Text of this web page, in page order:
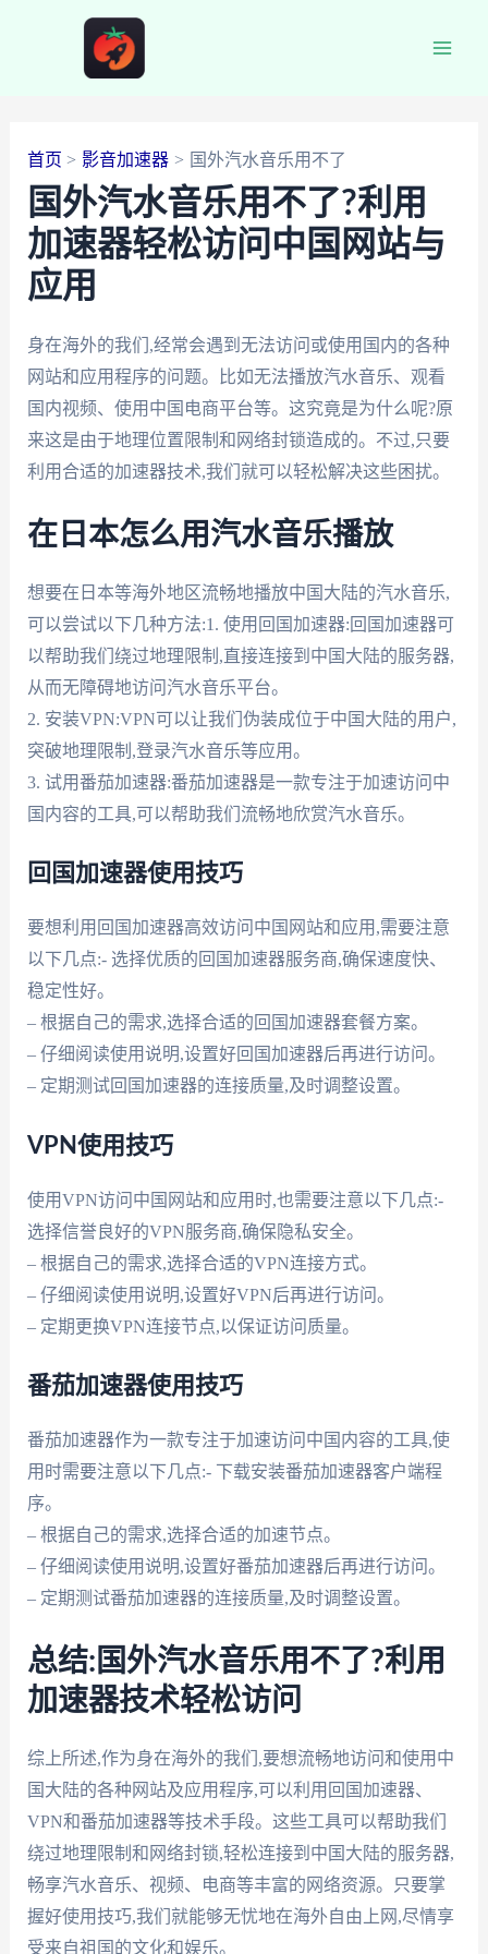
首页 影音加速器 国外汽水音乐用不了
国外汽水音乐用不了?利用
加速器轻松访问中国网站与
应用
身在海外的我们,经常会遇到无法访问或使用国内的各种
网站和应用程序的问题。比如无法播放汽水音乐、观看
国内视频、使用中国电商平台等。这究竟是为什么呢?原
来这是由于地理位置限制和网络封锁造成的。不过,只要
利用合适的加速器技术,我们就可以轻松解决这些困扰。
在日本怎么用汽水音乐播放
想要在日本等海外地区流畅地播放中国大陆的汽水音乐,
可以尝试以下几种方法:1. 使用回国加速器:回国加速器可
以帮助我们绕过地理限制,直接连接到中国大陆的服务器,
从而无障碍地访问汽水音乐平台。
2. 安装VPN:VPN可以让我们伪装成位于中国大陆的用户,
突破地理限制,登录汽水音乐等应用。
3. 试用番茄加速器:番茄加速器是一款专注于加速访问中
国内容的工具,可以帮助我们流畅地欣赏汽水音乐。
回国加速器使用技巧
要想利用回国加速器高效访问中国网站和应用,需要注意
以下几点:- 选择优质的回国加速器服务商,确保速度快、
稳定性好。
– 根据自己的需求,选择合适的回国加速器套餐方案。
– 仔细阅读使用说明,设置好回国加速器后再进行访问。
– 定期测试回国加速器的连接质量,及时调整设置。
VPN使用技巧
使用VPN访问中国网站和应用时,也需要注意以下几点:-
选择信誉良好的VPN服务商,确保隐私安全。
– 根据自己的需求,选择合适的VPN连接方式。
– 仔细阅读使用说明,设置好VPN后再进行访问。
– 定期更换VPN连接节点,以保证访问质量。
番茄加速器使用技巧
番茄加速器作为一款专注于加速访问中国内容的工具,使
用时需要注意以下几点:- 下载安装番茄加速器客户端程
序。
– 根据自己的需求,选择合适的加速节点。
– 仔细阅读使用说明,设置好番茄加速器后再进行访问。
– 定期测试番茄加速器的连接质量,及时调整设置。
总结:国外汽水音乐用不了?利用
加速器技术轻松访问
综上所述,作为身在海外的我们,要想流畅地访问和使用中
国大陆的各种网站及应用程序,可以利用回国加速器、
VPN和番茄加速器等技术手段。这些工具可以帮助我们
绕过地理限制和网络封锁,轻松连接到中国大陆的服务器,
畅享汽水音乐、视频、电商等丰富的网络资源。只要掌
握好使用技巧,我们就能够无忧地在海外自由上网,尽情享
受来自祖国的文化和娱乐。